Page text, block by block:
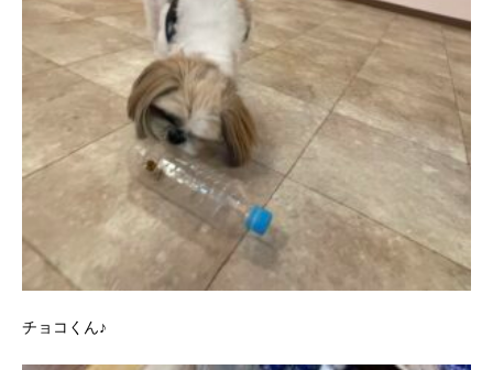
チョコくん♪